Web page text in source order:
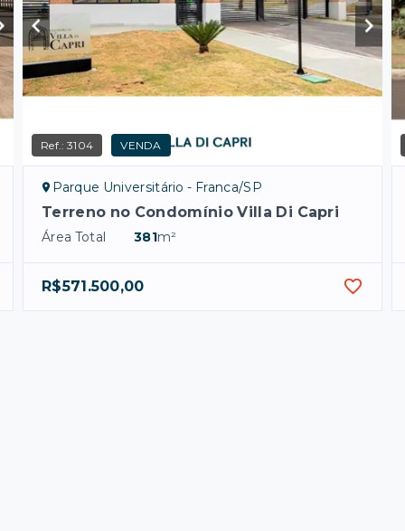
Ref.:3104 VENDA
Parque Universitário - Franca/SP
Terreno no Condomínio Villa Di Capri
Área Total 381m²
R$571.500,00